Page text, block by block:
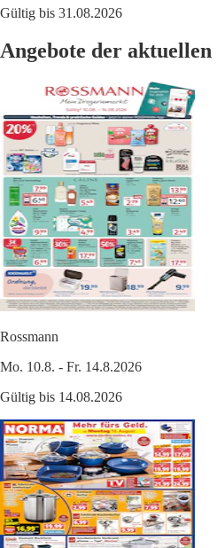
Gültig bis 31.08.2026
Angebote der aktuellen
Rossmann
Mo. 10.8. - Fr. 14.8.2026
Gültig bis 14.08.2026